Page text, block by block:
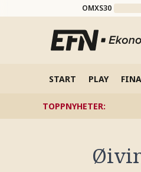
OMXS30
START PLAY
TOPPNYHETER: